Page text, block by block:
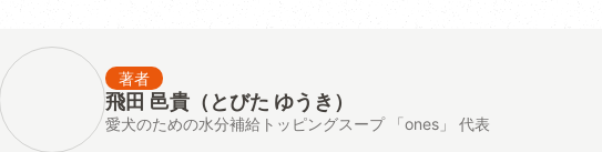
著者
飛田 邑貴 （とびた ゆうき）
愛犬のための水分補給トッピングスープ 「ones」 代表